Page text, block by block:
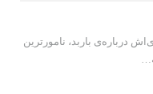
درباره‌ی باربد، نامورترین